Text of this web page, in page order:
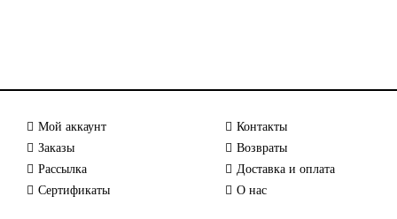
Мой аккаунт
Заказы
Рассылка
Сертификаты
Контакты
Возвраты
Доставка и оплата
О нас